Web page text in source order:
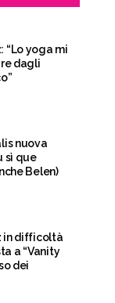
“Lo yoga mi
dagli
nuova
sì que
Belen)
in difficoltà
a “Vanity
dei